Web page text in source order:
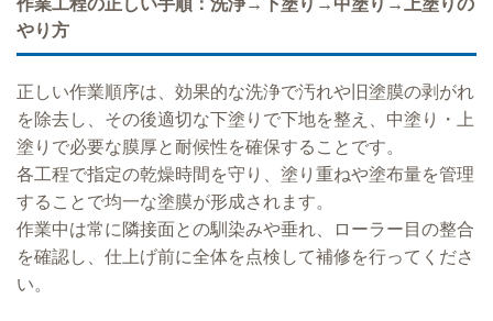
やり方
正しい作業順序は、効果的な洗浄で汚れや旧塗膜の剥がれ
を除去し、その後適切な下塗りで下地を整え、中塗り・上
塗りで必要な膜厚と耐候性を確保することです。
各工程で指定の乾燥時間を守り、塗り重ねや塗布量を管理
することで均一な塗膜が形成されます。
作業中は常に隣接面との馴染みや垂れ、ローラー目の整合
を確認し、仕上げ前に全体を点検して補修を行ってくださ
い。